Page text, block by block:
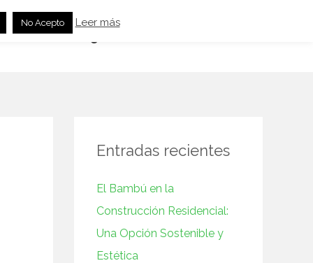
Cocina Feng Shui
Entradas recientes
El Bambú en la
Construcción‌ Residencial:
Una Opción Sostenible y
⁢Estética
No Acepto Leer más